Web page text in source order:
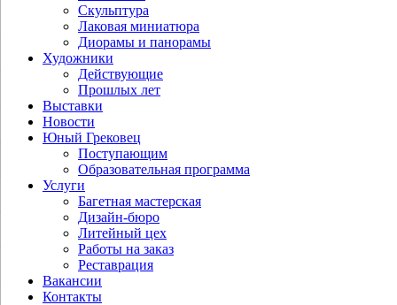
Скульптура
Лаковая миниатюра
Диорамы и панорамы
Художники
Действующие
Прошлых лет
Выставки
Новости
Юный Грековец
Поступающим
Образовательная программа
Услуги
Багетная мастерская
Дизайн-бюро
Литейный цех
Работы на заказ
Реставрация
Вакансии
Контакты